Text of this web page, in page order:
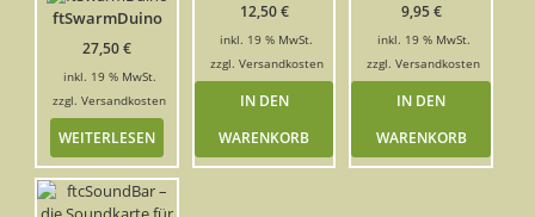
ftSwarmDuino
27,50€
inkl. 19 % MwSt.
zzgl.Versandkosten
WEITERLESEN
12,50€
inkl. 19 % MwSt.
zzgl. Versandkosten
IN DEN
WARENKORB
9,95€
inkl. 19 % MwSt.
zzgl.Versandkosten
IN DEN
WARENKORB